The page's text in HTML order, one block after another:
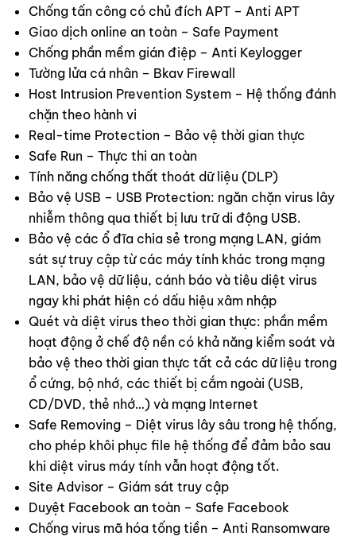
Chống tấn công có chủ đích APT – Anti APT
Giao dịch online an toàn – Safe Payment
Chống phần mềm gián điệp – Anti Keylogger
Tường lửa cá nhân – Bkav Firewall
Host Intrusion Prevention System – Hệ thống đánh
chặn theo hành vi
Real-time Protection – Bảo vệ thời gian thực
Safe Run – Thực thi an toàn
Tính năng chống thất thoát dữ liệu (DLP)
Bảo vệ USB – USB Protection: ngăn chặn virus lây
nhiễm thông qua thiết bị lưu trữ di động USB.
Bảo vệ các ổ đĩa chia sẻ trong mạng LAN, giám
sát sự truy cập từ các máy tính khác trong mạng
LAN, bảo vệ dữ liệu, cánh báo và tiêu diệt virus
ngay khi phát hiện có dấu hiệu xâm nhập
Quét và diệt virus theo thời gian thực: phần mềm
hoạt động ở chế độ nền có khả năng kiểm soát và
bảo vệ theo thời gian thực tất cả các dữ liệu trong
ổ cứng, bộ nhớ, các thiết bị cắm ngoài (USB,
CD/DVD, thẻ nhớ…) và mạng Internet
Safe Removing – Diệt virus lây sâu trong hệ thống,
cho phép khôi phục file hệ thống để đảm bảo sau
khi diệt virus máy tính vẫn hoạt động tốt.
Site Advisor – Giám sát truy cập
Duyệt Facebook an toàn – Safe Facebook
Chống virus mã hóa tống tiền – Anti Ransomware